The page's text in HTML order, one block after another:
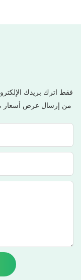
فقط اترك بريدك
من إرسال عرض أسعار